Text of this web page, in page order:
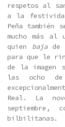
respetos al
a la
Peña también
mucho más al
quien bajade
para que le
de la imagen
las ocho
Real. La
septiembre,
bilbilitanas.